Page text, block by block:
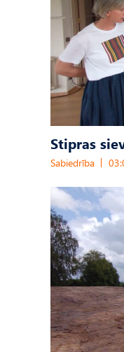
Stipras
Sabiedrība